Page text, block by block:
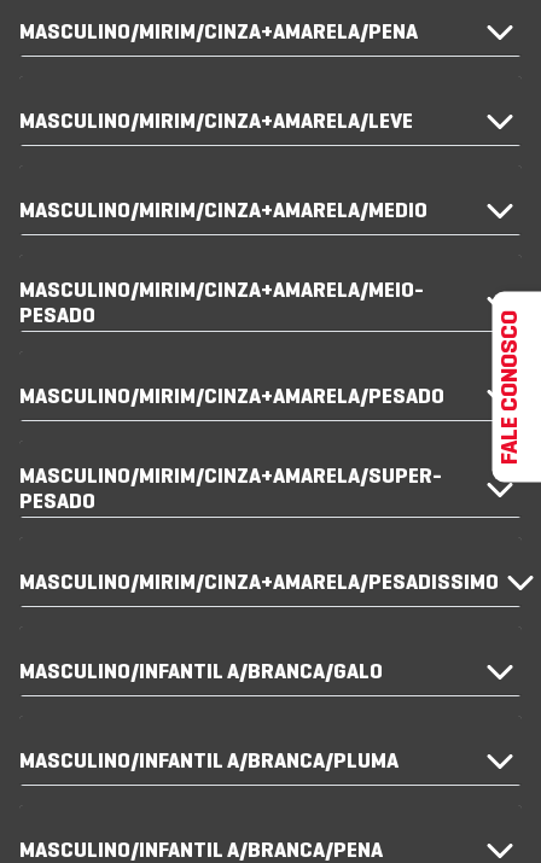
MASCULINO/MIRIM/CINZA+AMARELA/PENA
MASCULINO/MIRIM/CINZA+AMARELA/LEVE
MASCULINO/MIRIM/CINZA+AMARELA/MEDIO
MASCULINO/MIRIM/CINZA+AMARELA/MEIO-
PESADO
MASCULINO/MIRIM/CINZA+AMARELA/PESADO
MASCULINO/MIRIM/CINZA+AMARELA/SUPER-
PESADO
MASCULINO/MIRIM/CINZA+AMARELA/PESADISSIMO
MASCULINO/INFANTIL A/BRANCA/GALO
MASCULINO/INFANTIL A/BRANCA/PLUMA
MASCULINO/INFANTIL A/BRANCA/PENA
FALE CONOSCO